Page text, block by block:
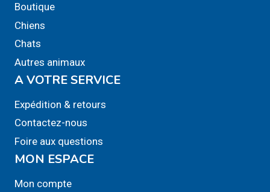
Boutique
Chiens
Chats
Autres animaux
A VOTRE SERVICE
Expédition & retours
Contactez-nous
Foire aux questions
MON ESPACE
Mon compte